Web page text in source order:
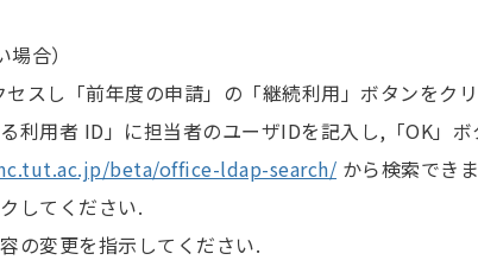
場合）
スし「前年度の申請」の「継続利用」ボタンをク
利用者 ID」に担当者のユーザIDを記入し,「OK」
beta/office-ldap-search/ から検索でき
してください.
の変更を指示してください.